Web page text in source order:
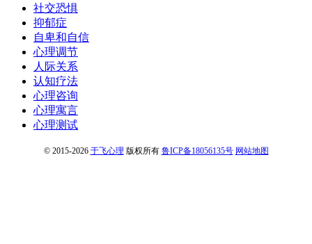
社交恐惧
抑郁症
自卑和自信
心理调节
人际关系
认知疗法
心理咨询
心理寓言
心理测试
© 2015-2026 于飞心理 版权所有 鲁ICP备18056135号 网站地图